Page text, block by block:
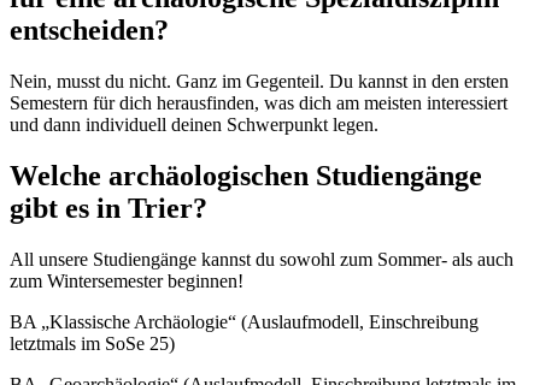
entscheiden?
Nein, musst du nicht. Ganz im Gegenteil. Du kannst in den ersten
Semestern für dich herausfinden, was dich am meisten interessiert
und dann individuell deinen Schwerpunkt legen.
Welche archäologischen Studiengänge
gibt es in Trier?
All unsere Studiengänge kannst du sowohl zum Sommer- als auch
zum Wintersemester beginnen!
BA „Klassische Archäologie“ (Auslaufmodell, Einschreibung
letztmals im SoSe 25)